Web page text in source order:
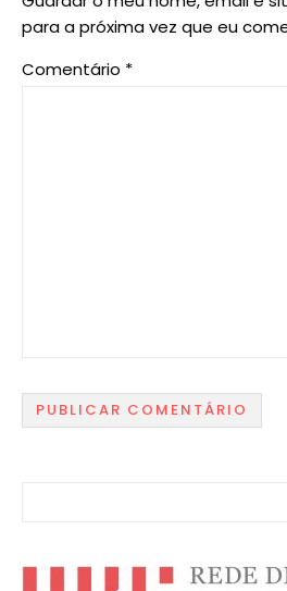
para a próxima vez que eu
Comentário *